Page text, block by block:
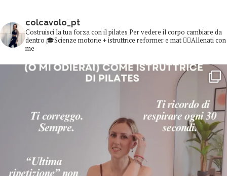
colcavolo_pt
Costruisci la tua forza con il pilates Per vedere il corpo cambiare da
dentro 🎓Scienze motorie + istruttrice reformer e mat 👇🏻Allenati con
me